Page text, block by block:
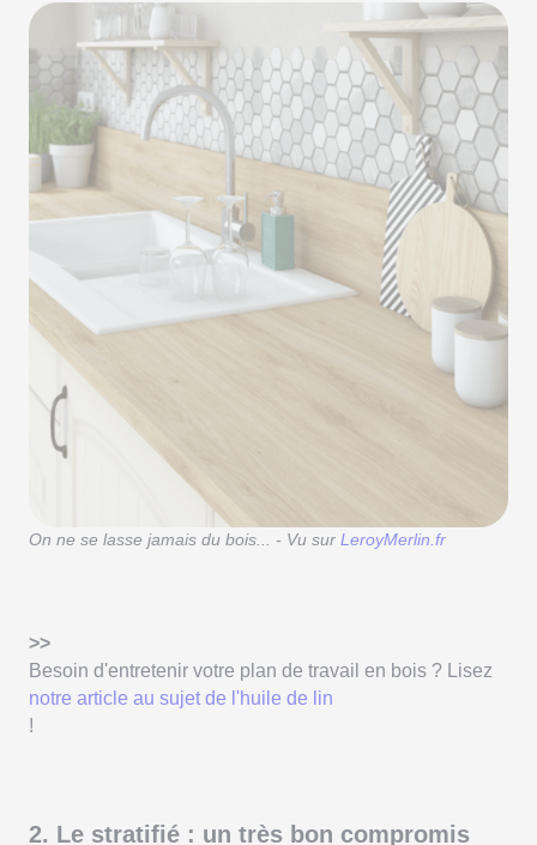
On ne se lasse jamais du bois... - Vu sur LeroyMerlin.fr
>>
Besoin d'entretenir votre plan de travail en bois ? Lisez
notre article au sujet de l'huile de lin
!
2. Le stratifié : un très bon compromis